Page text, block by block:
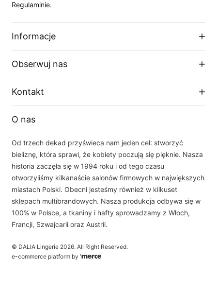
Regulaminie.
Informacje
Regulamin sklepu
Polityka prywatności
O firmie
Tabela rozmiarów
Obserwuj nas
Facebook
Kontakt
Telefon
Email
sklep(at)dalia.pl
Nasz zespół obsługi klienta jest do Państwa dyspozycji w dni robocze w
godzinach 8.00 - 16.00
O nas
Od trzech dekad przyświeca nam jeden cel: stworzyć
bieliznę, która sprawi, że kobiety poczują się pięknie. Nasza
historia zaczęła się w 1994 roku i od tego czasu
otworzyliśmy kilkanaście salonów firmowych w największych
miastach Polski. Obecni jesteśmy również w kilkuset
sklepach multibrandowych. Nasza produkcja odbywa się w
100% w Polsce, a tkaniny i hafty sprowadzamy z Włoch,
Francji, Szwajcarii oraz Austrii.
© DALIA Lingerie 2026. All Right Reserved.
e-commerce platform by